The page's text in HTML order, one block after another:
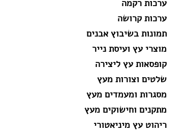
ערכות רקמה
ערכות קרושה
תמונות בשיבוץ אבנים
מוצרי עץ ועיסת נייר
קופסאות עץ ליצירה
שלטים וצורות מעץ
מסגרות ומעמדים מעץ
מתקנים וחישוקים מעץ
ריהוט עץ מיניאטורי